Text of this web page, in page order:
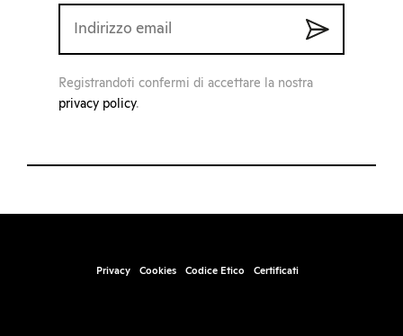
Registrandoti confermi di accettare la nostra
privacy policy.
Privacy Cookies Codice Etico Certificati